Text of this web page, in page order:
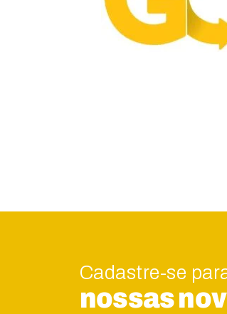
Cadastre-se
nossas